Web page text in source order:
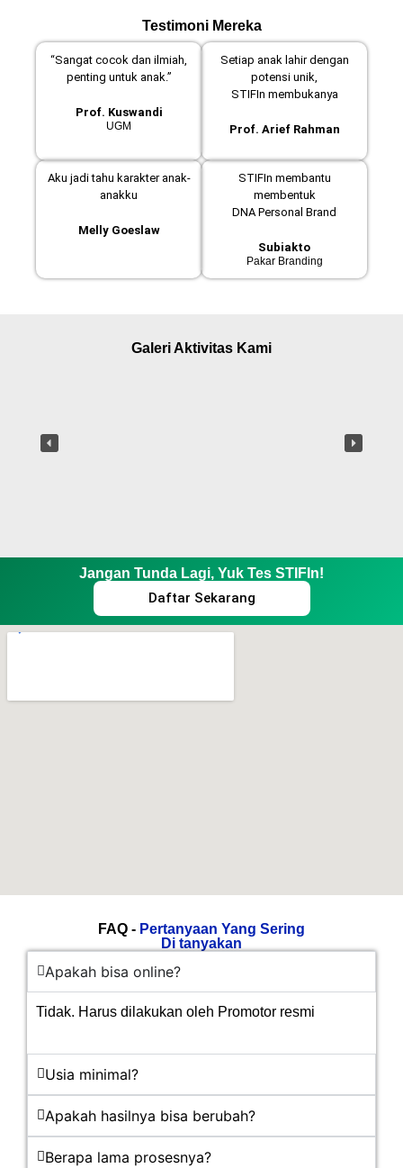
Testimoni Mereka
“Sangat cocok dan ilmiah,
penting untuk anak.”
Prof. Kuswandi
UGM
Setiap anak lahir dengan
potensi unik,
STIFIn membukanya
Prof. Arief Rahman
Aku jadi tahu karakter anak-
anakku
Melly Goeslaw
STIFIn membantu
membentuk
DNA Personal Brand
Subiakto
Pakar Branding
Galeri Aktivitas Kami
Jangan Tunda Lagi, Yuk Tes STIFIn!
Daftar Sekarang
FAQ - Pertanyaan Yang Sering
Di tanyakan
Apakah bisa online?
Tidak. Harus dilakukan oleh Promotor resmi
Usia minimal?
Apakah hasilnya bisa berubah?
Berapa lama prosesnya?